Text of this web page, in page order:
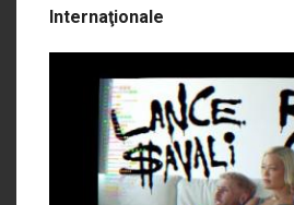
Internaţionale